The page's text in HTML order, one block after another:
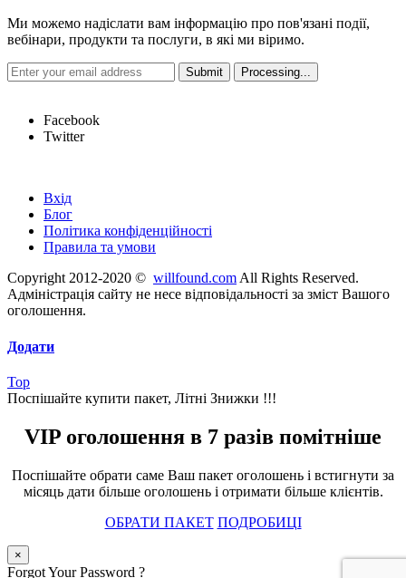
Ми можемо надіслати вам інформацію про пов'язані події,
вебінари, продукти та послуги, в які ми віримо.
Facebook
Twitter
Вхід
Блог
Політика конфіденційності
Правила та умови
Copyright 2012-2020 © willfound.comAll Rights Reserved.
Адміністрація сайту не несе відповідальності за зміст Вашого
оголошення.
Додати
Top
Поспішайте купити пакет, Літні Знижки !!!
VIP оголошення в 7 разів помітніше
Поспішайте обрати саме Ваш пакет оголошень і встигнути за
місяць дати більше оголошень і отримати більше клієнтів.
ОБРАТИ ПАКЕТ ПОДРОБИЦІ
×
Forgot Your Password ?